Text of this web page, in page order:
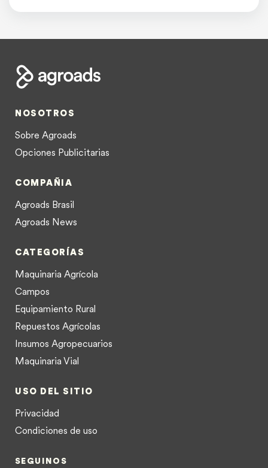
NOSOTROS
Sobre Agroads
Opciones Publicitarias
COMPAÑIA
Agroads Brasil
Agroads News
CATEGORÍAS
Maquinaria Agrícola
Campos
Equipamiento Rural
Repuestos Agrícolas
Insumos Agropecuarios
Maquinaria Vial
USO DEL SITIO
Privacidad
Condiciones de uso
SEGUINOS